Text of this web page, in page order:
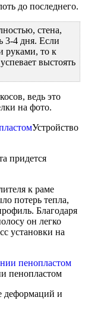
до последнего.
стена,
3-4 дня. Если
руками, то к
выстоять
ведь это
на фото.
Устройство
придется
к раме
потерь тепла,
Благодаря
он легко
установки на
пенопластом
деформаций и